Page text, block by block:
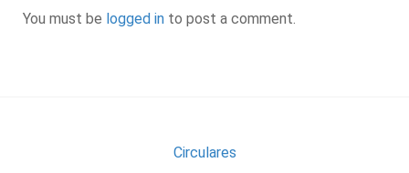
You must be logged in to post a comment.
Circulares